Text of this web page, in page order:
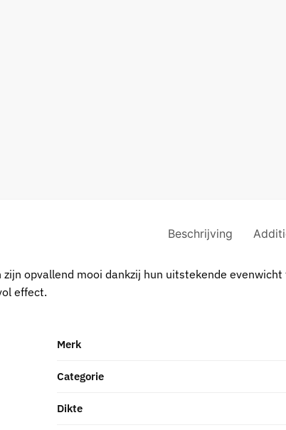
Beschrijving
zijn opvallend mooi dankzij hun uitstekende
effect.
Merk
Categorie
Dikte